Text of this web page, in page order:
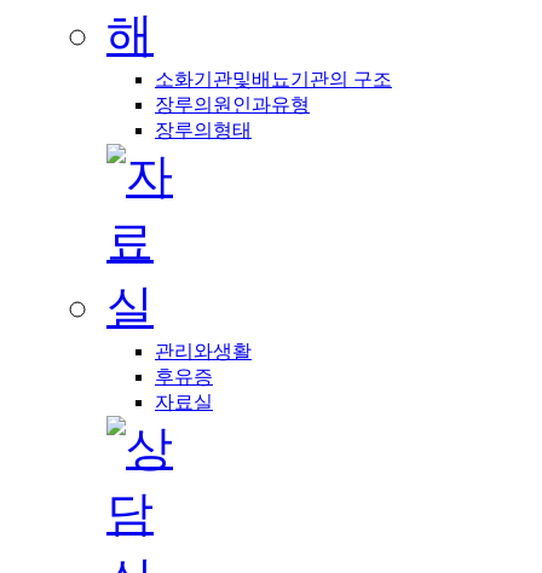
소화기관및배뇨기관의 구조
장루의원인과유형
장루의형태
관리와생활
후유증
자료실